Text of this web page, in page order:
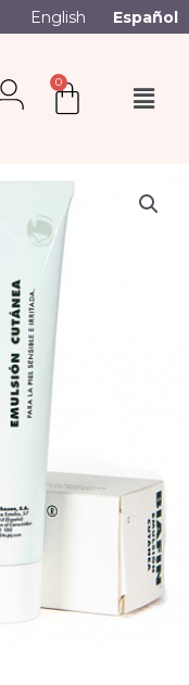
English Español
0